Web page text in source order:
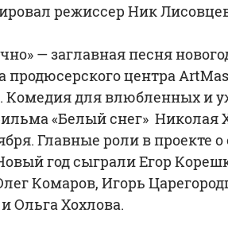
режиссер Ник
— заглавная песня
продюсерского центра
Комедия для влюбленных и
«Белый снег»
Главные роли в проекте
год сыграли Егор
Комаров, Игорь
Ольга Хохлова.